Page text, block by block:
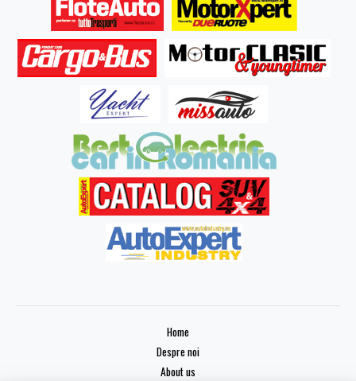
Home
Despre noi
About us